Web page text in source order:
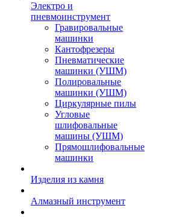
Электро и
пневмоинструмент
Гравировальные
машинки
Кантофрезеры
Пневматические
машинки (УШМ)
Полировальные
машинки (УШМ)
Циркулярные пилы
Угловые
шлифовальные
машины (УШМ)
Прямошлифовальные
машинки
Изделия из камня
Алмазный инструмент